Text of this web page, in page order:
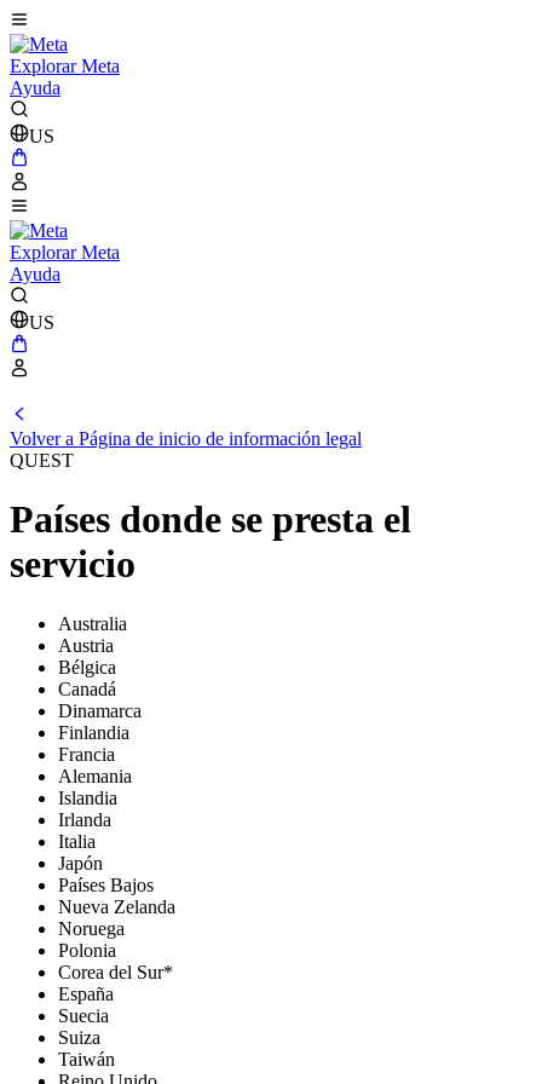
Explorar Meta
Ayuda
US
Explorar Meta
Ayuda
US
Volver a Página de inicio de información legal
QUEST
Países donde se presta el
servicio
Australia
Austria
Bélgica
Canadá
Dinamarca
Finlandia
Francia
Alemania
Islandia
Irlanda
Italia
Japón
Países Bajos
Nueva Zelanda
Noruega
Polonia
Corea del Sur*
España
Suecia
Suiza
Taiwán